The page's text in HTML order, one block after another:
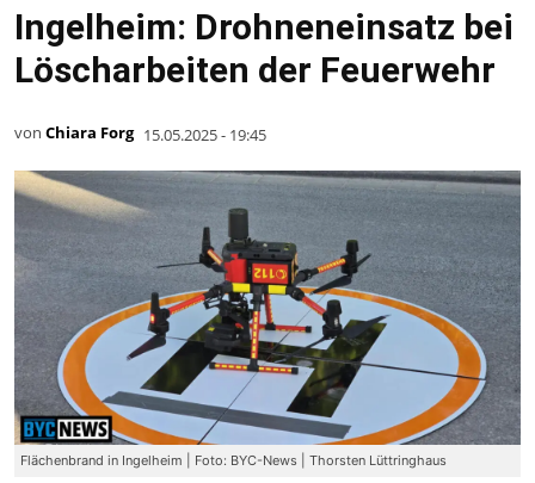
Ingelheim: Drohneneinsatz bei
Löscharbeiten der Feuerwehr
von Chiara Forg 15.05.2025 - 19:45
Flächenbrand in Ingelheim | Foto: BYC-News | Thorsten Lüttringhaus